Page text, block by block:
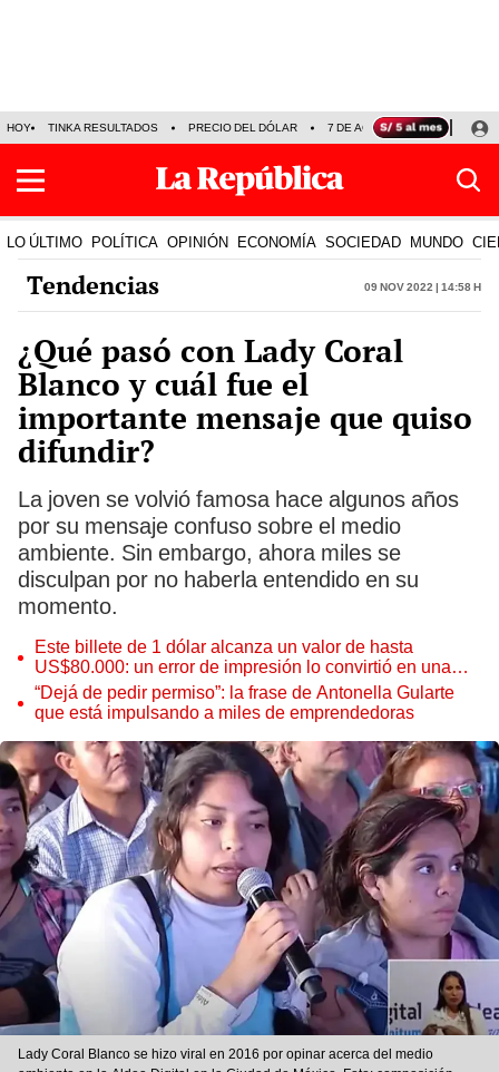
HOY TINKA RESULTADOS PRECIO DEL DÓLAR 7 DE AGOSTO OLLANTA
LO ÚLTIMO POLÍTICA OPINIÓN ECONOMÍA SOCIEDAD MUNDO
Tendencias 09 Nov 2022 | 14:58 h
¿Qué pasó con Lady Coral
Blanco y cuál fue el
importante mensaje que quiso
difundir?
La joven se volvió famosa hace algunos años
por su mensaje confuso sobre el medio
ambiente. Sin embargo, ahora miles se
disculpan por no haberla entendido en su
momento.
Este billete de 1 dólar alcanza un valor de hasta
US$80.000: un error de impresión lo convirtió en una
pieza única que hoy buscan coleccionistas de todo el
mundo
“Dejá de pedir permiso”: la frase de Antonella Gularte
que está impulsando a miles de emprendedoras
Lady Coral Blanco se hizo viral en 2016 por opinar acerca del medio